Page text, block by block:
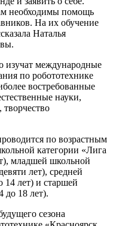
необходимы помощь
На их обучение
Наталья
изучат международные
по робототехнике
востребованные
науки,
по возрастным
категории «Лига
младшей школьной
лет), средней
лет) и старшей
до 18 лет).
сезона